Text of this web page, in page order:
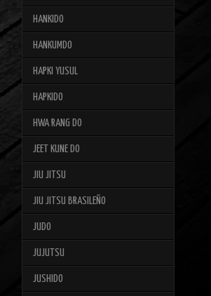
HANKIDO
HANKUMDO
HAPKI YUSUL
HAPKIDO
HWA RANG DO
JEET KUNE DO
JIU JITSU
JIU JITSU BRASILEÑO
JUDO
JUJUTSU
JUSHIDO